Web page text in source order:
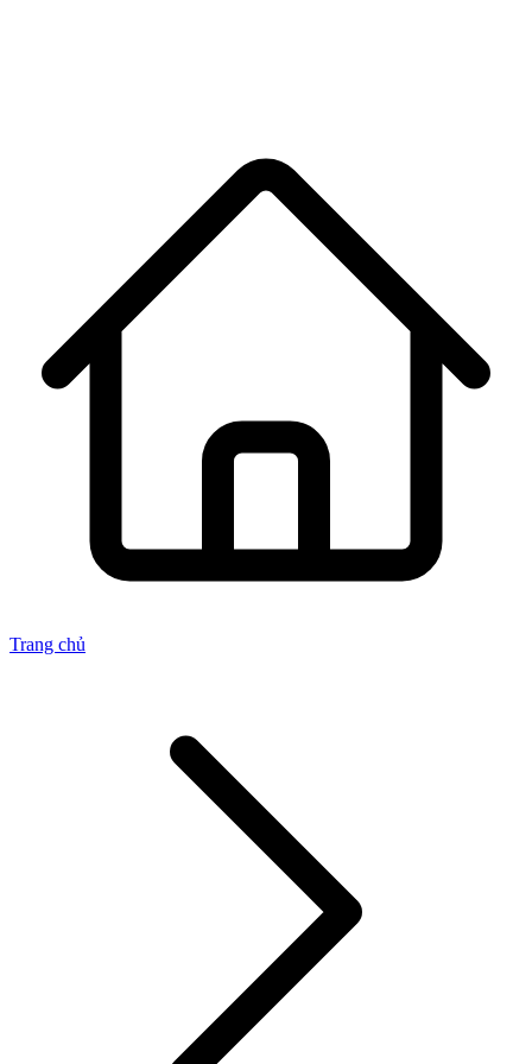
Trang chủ